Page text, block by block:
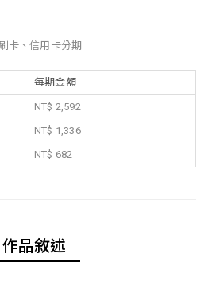
卡、信用卡分期
每期金額
NT$ 2,592
NT$ 1,336
NT$ 682
作品敘述